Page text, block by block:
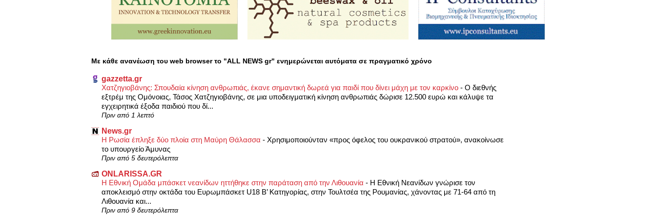
Με κάθε ανανέωση του web browser το "ALL NEWS gr" ενημερώνεται αυτόματα σε πραγματικό χρόνο
gazzetta.gr
Χατζηγιοβάνης: Σπουδαία κίνηση ανθρωπιάς, έκανε σημαντική δωρεά για παιδί που δίνει μάχη με τον καρκίνο - Ο διεθνής
εξτρέμ της Ομόνοιας, Τάσος Χατζηγιοβάνης, σε μια υποδειγματική κίνηση ανθρωπιάς δώρισε 12.500 ευρώ και κάλυψε τα
εγχειρητικά έξοδα παιδιού που δί...
Πριν από 1 λεπτό
News.gr
Η Ρωσία έπληξε δύο πλοία στη Μαύρη Θάλασσα - Χρησιμοποιούνταν «προς όφελος του ουκρανικού στρατού», ανακοίνωσε
το υπουργείο Άμυνας
Πριν από 5 δευτερόλεπτα
ONLARISSA.GR
Η Εθνική Ομάδα μπάσκετ νεανίδων ηττήθηκε στην παράταση από την Λιθουανία - Η Εθνική Νεανίδων γνώρισε τον
αποκλεισμό στην οκτάδα του Ευρωμπάσκετ U18 Β’ Κατηγορίας, στην Τουλτσέα της Ρουμανίας, χάνοντας με 71-64 από τη
Λιθουανία και...
Πριν από 9 δευτερόλεπτα